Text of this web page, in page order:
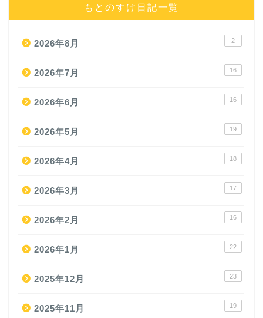
もとのすけ日記一覧
2026年8月 2
2026年7月 16
2026年6月 16
2026年5月 19
2026年4月 18
2026年3月 17
2026年2月 16
2026年1月 22
2025年12月 23
2025年11月 19